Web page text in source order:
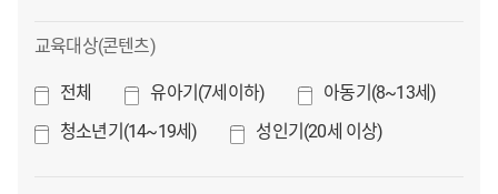
교육대상(콘텐츠)
전체 유아기(7세이하)
아동기(8~13세)
청소년기(14~19세)
성인기(20세 이상)